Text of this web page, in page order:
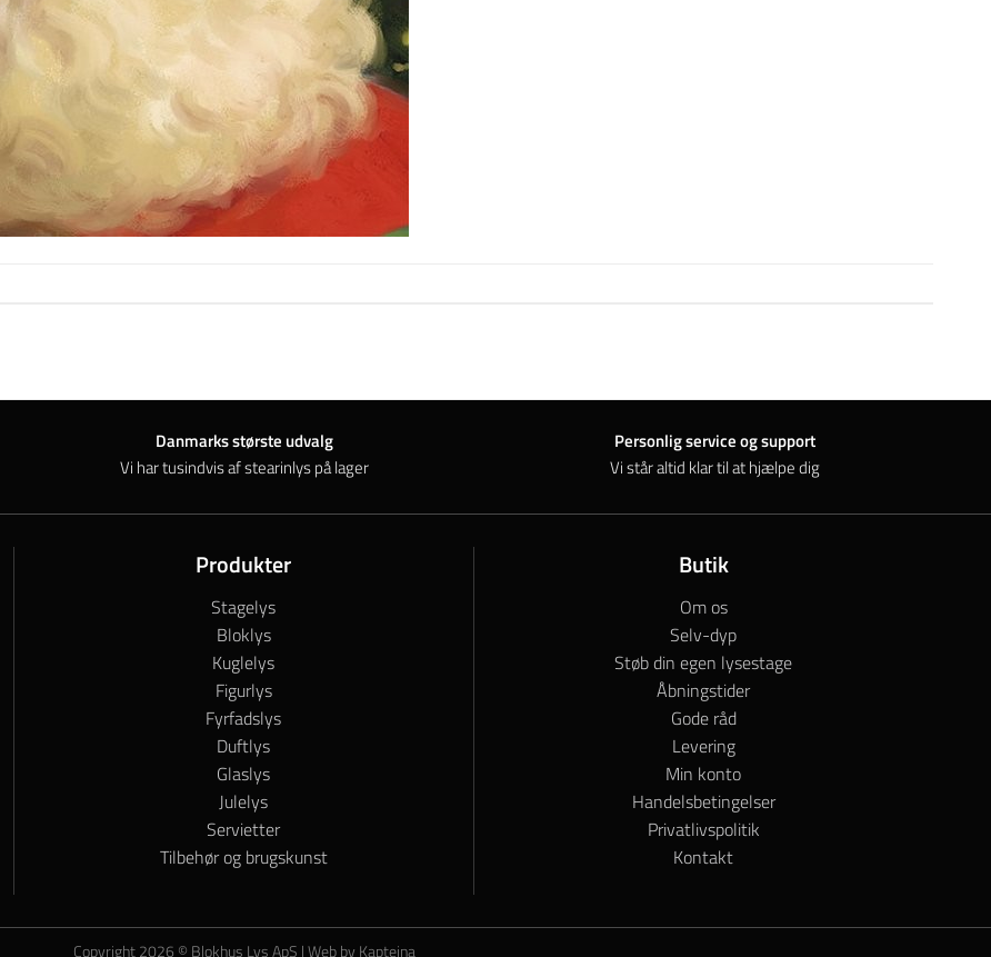
Danmarks største udvalg
Vi har tusindvis af stearinlys på lager
Personlig service og support
Vi står altid klar til at hjælpe dig
Produkter
Stagelys
Bloklys
Kuglelys
Figurlys
Fyrfadslys
Duftlys
Glaslys
Julelys
Servietter
Tilbehør og brugskunst
Butik
Om os
Selv-dyp
Støb din egen lysestage
Åbningstider
Gode råd
Levering
Min konto
Handelsbetingelser
Privatlivspolitik
Kontakt
Copyright 2026 © Blokhus Lys ApS |Web by Kapteina